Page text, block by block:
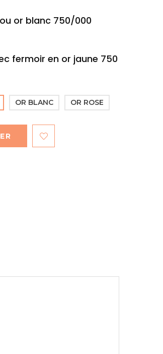
or blanc 750/000
fermoir en or jaune 750
OR BLANC OR ROSE